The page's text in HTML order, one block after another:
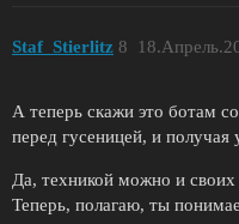
Staf_Stierlitz 8
А теперь скажи это ботам
перед гусеницей, и получая
Да, техникой можно и
Теперь, полагаю, ты